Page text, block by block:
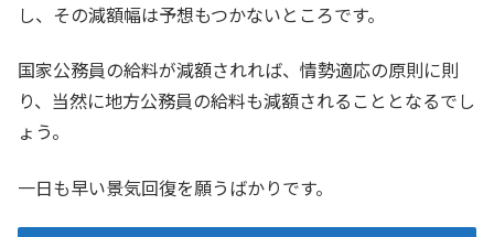
し、その減額幅は予想もつかないところです。
国家公務員の給料が減額されれば、情勢適応の原則に則
り、当然に地方公務員の給料も減額されることとなるでし
ょう。
一日も早い景気回復を願うばかりです。